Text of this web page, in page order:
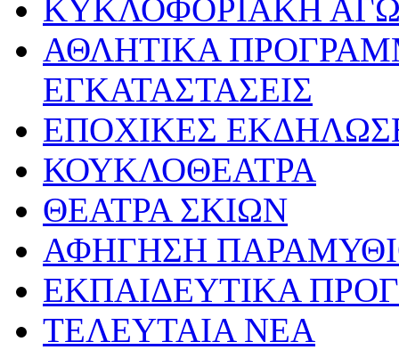
ΚΥΚΛΟΦΟΡΙΑΚΗ
ΑΘΛΗΤΙΚΑ
ΕΓΚΑΤΑΣΤΑΣΕΙΣ
ΕΠΟΧΙΚΕΣ
ΚΟΥΚΛΟΘΕΑΤΡΑ
ΘΕΑΤΡΑ ΣΚΙΩΝ
ΑΦΗΓΗΣΗ
ΕΚΠΑΙΔΕΥΤΙΚΑ
ΤΕΛΕΥΤΑΙΑ ΝΕΑ